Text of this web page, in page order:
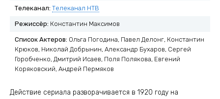
Телеканал: Телеканал НТВ
Режиссёр: Константин Максимов
Список Актеров: Ольга Погодина, Павел Делонг, Константин
Крюков, Николай Добрынин, Александр Бухаров, Сергей
Горобченко, Дмитрий Исаев, Поля Полякова, Евгений
Коряковский, Андрей Пермяков
Действие сериала разворачивается в 1920 году на